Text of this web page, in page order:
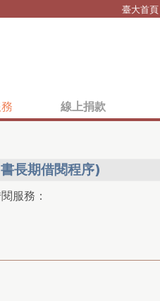
臺大首頁
線上捐款
長期借閱程序)
服務：